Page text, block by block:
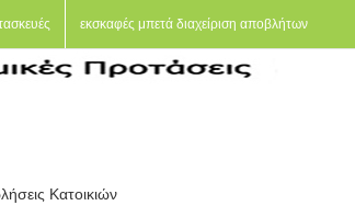
εκσκαφές μπετά διαχείριση αποβλήτων
Κατοικιών